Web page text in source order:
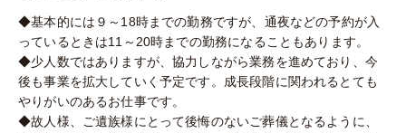
◆基本的には９～18時までの勤務ですが、通夜などの予約が入
っているときは11～20時までの勤務になることもあります。
◆少人数ではありますが、協力しながら業務を進めており、今
後も事業を拡大していく予定です。成長段階に関われるとても
やりがいのあるお仕事です。
◆故人様、ご遺族様にとって後悔のないご葬儀となるように、